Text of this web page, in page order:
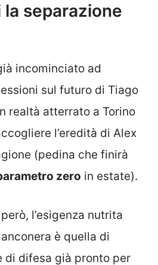
separazione
incominciato ad
sul futuro di Tiago
realtà atterrato a Torino
l’eredità di Alex
(pedina che finirà
zero in estate).
l’esigenza nutrita
è quella di
di difesa già pronto per